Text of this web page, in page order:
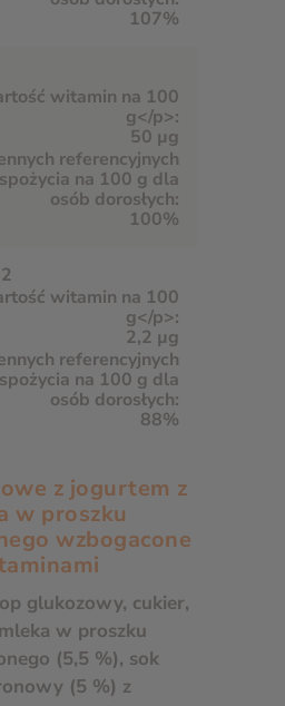
107%
50 µg
100%
2,2 µg
88%
z jogurtem z
w proszku
wzbogacone
glukozowy, cukier,
mleka w proszku
(5,5 %), sok
(5 %) z